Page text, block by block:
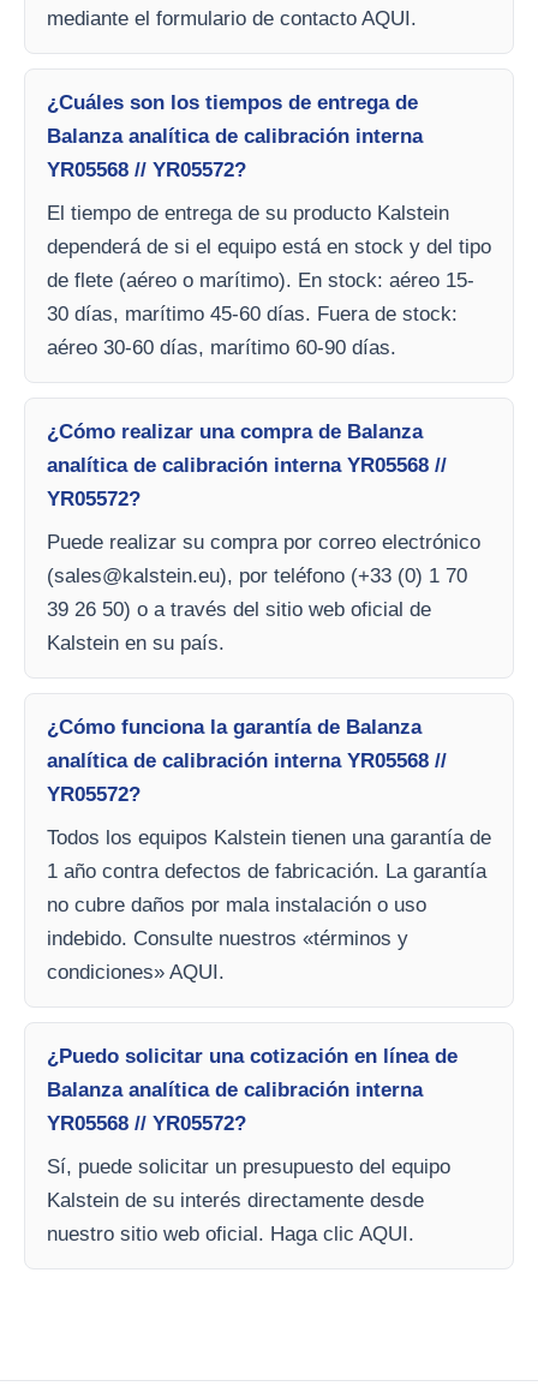
mediante el formulario de contacto AQUI.
¿Cuáles son los tiempos de entrega de
Balanza analítica de calibración interna
YR05568 // YR05572?
El tiempo de entrega de su producto Kalstein
dependerá de si el equipo está en stock y del tipo
de flete (aéreo o marítimo). En stock: aéreo 15-
30 días, marítimo 45-60 días. Fuera de stock:
aéreo 30-60 días, marítimo 60-90 días.
¿Cómo realizar una compra de Balanza
analítica de calibración interna YR05568 //
YR05572?
Puede realizar su compra por correo electrónico
(sales@kalstein.eu), por teléfono (+33 (0) 1 70
39 26 50) o a través del sitio web oficial de
Kalstein en su país.
¿Cómo funciona la garantía de Balanza
analítica de calibración interna YR05568 //
YR05572?
Todos los equipos Kalstein tienen una garantía de
1 año contra defectos de fabricación. La garantía
no cubre daños por mala instalación o uso
indebido. Consulte nuestros «términos y
condiciones» AQUI.
¿Puedo solicitar una cotización en línea de
Balanza analítica de calibración interna
YR05568 // YR05572?
Sí, puede solicitar un presupuesto del equipo
Kalstein de su interés directamente desde
nuestro sitio web oficial. Haga clic AQUI.